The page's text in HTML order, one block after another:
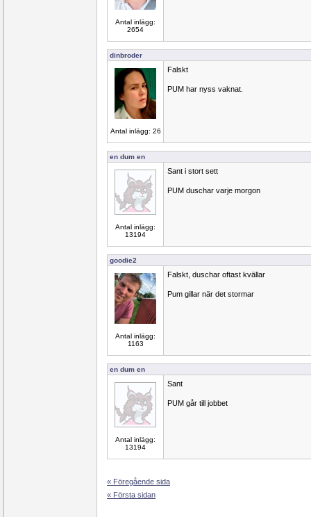
Antal inlägg:
2654
dinbroder
Antal inlägg: 26
Falskt
PUM har nyss vaknat.
en dum en
Antal inlägg:
13194
Sant i stort sett
PUM duschar varje morgon
goodie2
Antal inlägg:
1163
Falskt, duschar oftast kvällar
Pum gillar när det stormar
en dum en
Antal inlägg:
13194
Sant
PUM går till jobbet
« Föregående sida
« Första sidan